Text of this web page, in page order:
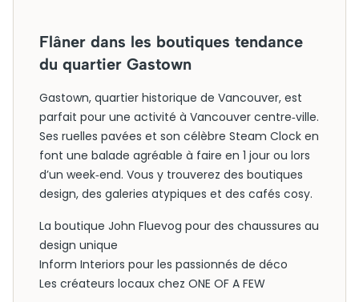
Flâner dans les boutiques tendance
du quartier Gastown
Gastown, quartier historique de Vancouver, est
parfait pour une activité à Vancouver centre‑ville.
Ses ruelles pavées et son célèbre Steam Clock en
font une balade agréable à faire en 1 jour ou lors
d’un week‑end. Vous y trouverez des boutiques
design, des galeries atypiques et des cafés cosy.
La boutique John Fluevog pour des chaussures au
design unique
Inform Interiors pour les passionnés de déco
Les créateurs locaux chez ONE OF A FEW